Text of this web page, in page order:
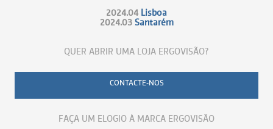
2024.04 Lisboa
2024.03 Santarém
QUER ABRIR UMA LOJA ERGOVISÃO?
CONTACTE-NOS
FAÇA UM ELOGIO À MARCA ERGOVISÃO